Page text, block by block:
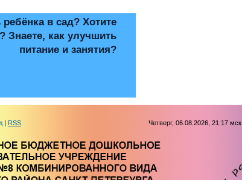
в сад? Хотите
Знаете, как улучшить
питание и занятия?
| RSS Четверг, 06.08.2026, 21:17 мск